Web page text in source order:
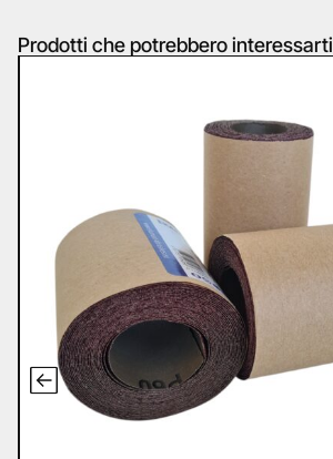
Prodotti che potrebbero interessarti